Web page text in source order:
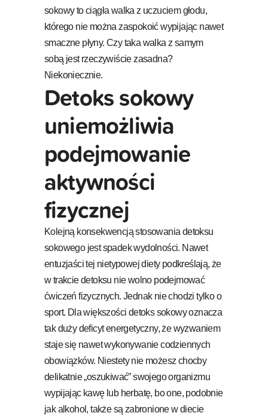
sokowy to ciągła walka z uczuciem głodu,
którego nie można zaspokoić wypijając nawet
smaczne płyny. Czy taka walka z samym
sobą jest rzeczywiście zasadna?
Niekoniecznie.
Detoks sokowy
uniemożliwia
podejmowanie
aktywności
fizycznej
Kolejną konsekwencją stosowania detoksu
sokowego jest spadek wydolności. Nawet
entuzjaści tej nietypowej diety podkreślają, że
w trakcie detoksu nie wolno podejmować
ćwiczeń fizycznych. Jednak nie chodzi tylko o
sport. Dla większości detoks sokowy oznacza
tak duży deficyt energetyczny, że wyzwaniem
staje się nawet wykonywanie codziennych
obowiązków. Niestety nie możesz chocby
delikatnie „oszukiwać” swojego organizmu
wypijając kawę lub herbatę, bo one, podobnie
jak alkohol, także są zabronione w diecie